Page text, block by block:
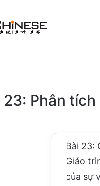
23: Phân
Bài 23:
Giáo
của sự